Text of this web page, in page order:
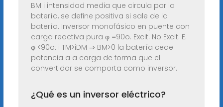
BM i intensidad media que circula por la
batería, se define positiva si sale de la
batería. Inversor monofásico en puente con
carga reactiva pura φ =90o. Excit. No Excit. E.
φ <90o: i TM>iDM ⇒ BM>0 la batería cede
potencia a a carga de forma que el
convertidor se comporta como inversor.
¿Qué es un inversor eléctrico?